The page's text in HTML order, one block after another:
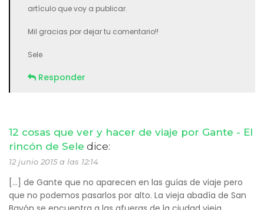
artículo que voy a publicar.
Mil gracias por dejar tu comentario!!
Sele
Responder
12 cosas que ver y hacer de viaje por Gante - El
rincón de Sele dice:
12 junio 2015 a las 12:14
[…] de Gante que no aparecen en las guías de viaje pero
que no podemos pasarlos por alto. La vieja abadía de San